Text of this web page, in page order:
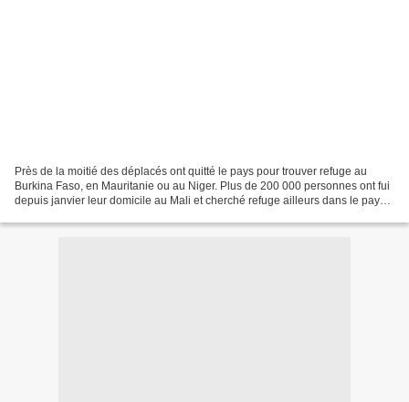
Près de la moitié des déplacés ont quitté le pays pour trouver refuge au
Burkina Faso, en Mauritanie ou au Niger. Plus de 200 000 personnes ont fui
depuis janvier leur domicile au Mali et cherché refuge ailleurs dans le pays